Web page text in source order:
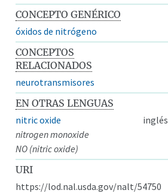
CONCEPTO GENÉRICO
óxidos de nitrógeno
CONCEPTOS
RELACIONADOS
neurotransmisores
EN OTRAS LENGUAS
nitric oxide
inglés
nitrogen monoxide
NO (nitric oxide)
URI
https://lod.nal.usda.gov/nalt/54750